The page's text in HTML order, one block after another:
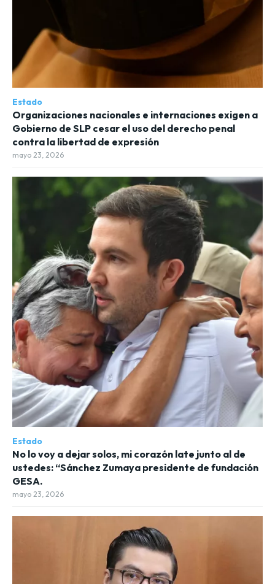
Estado
Organizaciones nacionales e internaciones exigen a
Gobierno de SLP cesar el uso del derecho penal
contra la libertad de expresión
mayo 23, 2026
Estado
No lo voy a dejar solos, mi corazón late junto al de
ustedes: “Sánchez Zumaya presidente de fundación
GESA.
mayo 23, 2026